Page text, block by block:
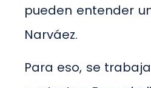
pueden entender
Narváez.
Para eso, se